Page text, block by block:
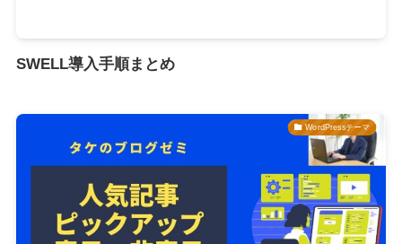
SWELL導入手順まとめ
WordPressテーマ